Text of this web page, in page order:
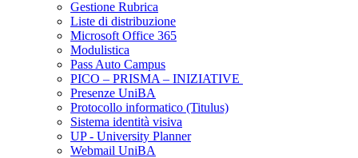
Gestione Rubrica
Liste di distribuzione
Microsoft Office 365
Modulistica
Pass Auto Campus
PICO – PRISMA – INIZIATIVE
Presenze UniBA
Protocollo informatico (Titulus)
Sistema identità visiva
UP - University Planner
Webmail UniBA